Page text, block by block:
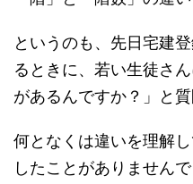
というのも、先日宅建
るときに、若い生徒さ
があるんですか？」と質
何となくは違いを理解
したことがありません